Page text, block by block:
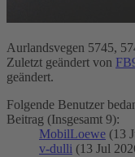
Aurlandsvegen 5745,
Zuletzt geändert von
geändert.
Folgende Benutzer
Beitrag (Insgesamt 9):
MobilLoewe (13
v-dulli (13 Jul